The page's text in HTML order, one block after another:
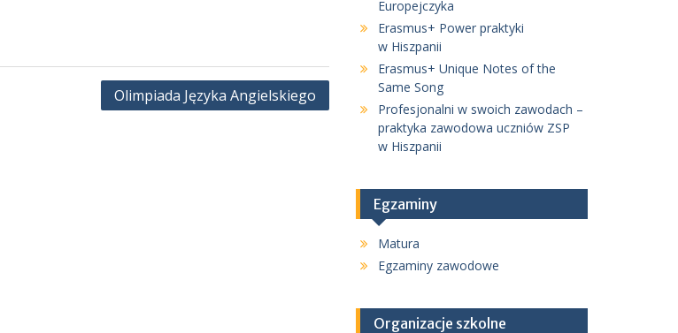
Olimpiada Języka Angielskiego
Europejczyka
Erasmus+ Power praktyki
w Hiszpanii
Erasmus+ Unique Notes of the
Same Song
Profesjonalni w swoich zawodach –
praktyka zawodowa uczniów ZSP
w Hiszpanii
Egzaminy
Matura
Egzaminy zawodowe
Organizacje szkolne